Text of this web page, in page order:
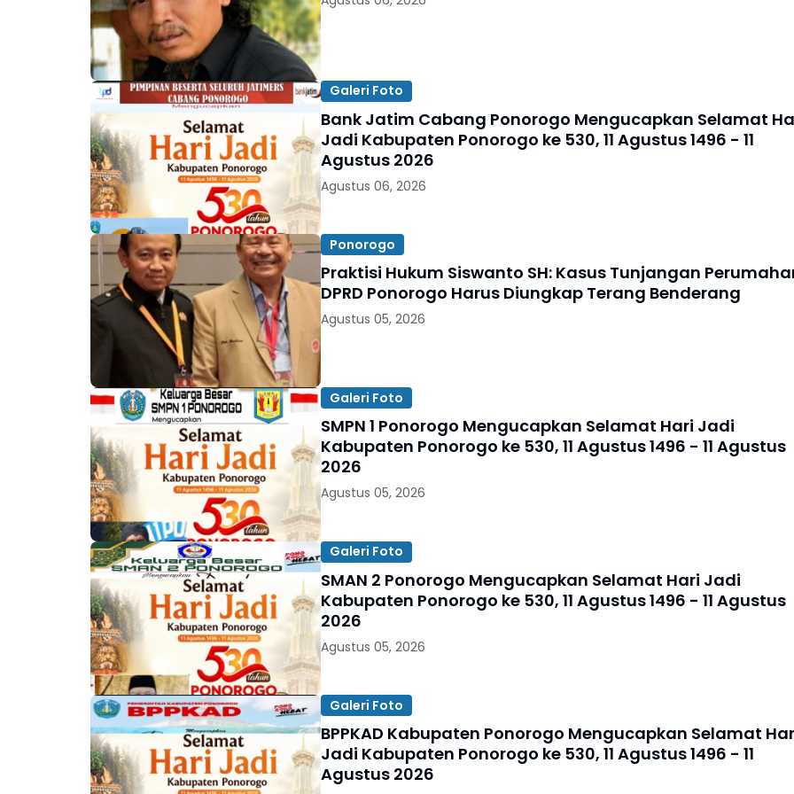
Galeri Foto
Bank Jatim Cabang Ponorogo Mengucapkan Selamat
Jadi Kabupaten Ponorogo ke 530, 11 Agustus 1496 - 11
Agustus 2026
Agustus 06, 2026
Ponorogo
Praktisi Hukum Siswanto SH: Kasus Tunjangan
DPRD Ponorogo Harus Diungkap Terang Benderang
Agustus 05, 2026
Galeri Foto
SMPN 1 Ponorogo Mengucapkan Selamat Hari Jadi
Kabupaten Ponorogo ke 530, 11 Agustus 1496 - 11 Agustus
2026
Agustus 05, 2026
Galeri Foto
SMAN 2 Ponorogo Mengucapkan Selamat Hari Jadi
Kabupaten Ponorogo ke 530, 11 Agustus 1496 - 11 Agustus
2026
Agustus 05, 2026
Galeri Foto
BPPKAD Kabupaten Ponorogo Mengucapkan Selamat
Jadi Kabupaten Ponorogo ke 530, 11 Agustus 1496 - 11
Agustus 2026